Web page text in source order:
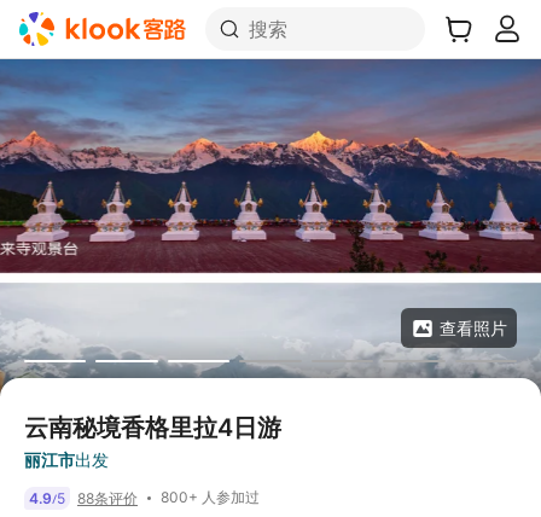
搜索
查看照片
云南秘境香格里拉4日游
丽江市出发
4.9/5 88条评价 800+ 人参加过